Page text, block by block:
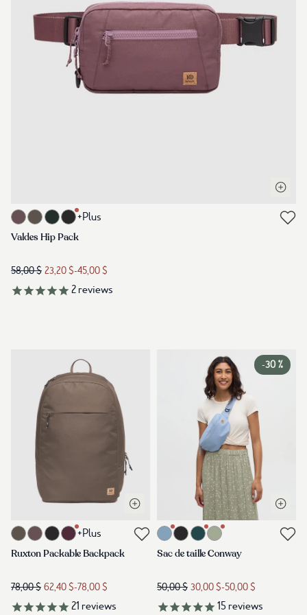
Lien vers le produit valdes-hip-pack-mauve-stone
Ouvrir
+Plus
Lien vers les avis
Valdes Hip Pack
58,00 $ 23,20 $-45,00 $
2 reviews
Lien vers le produit ruxton-packable-backpack-ashwood
Ouvrir la vue rapide
+Plus
Lien vers les avis
Ruxton Packable Backpack
78,00 $ 62,40 $-78,00 $
21 reviews
Lien vers le produit conway-hip-
-30 %
Ouvrir
Lien vers les avis
Sac de taille Conway
50,00 $ 30,00 $-50,00 $
15 reviews